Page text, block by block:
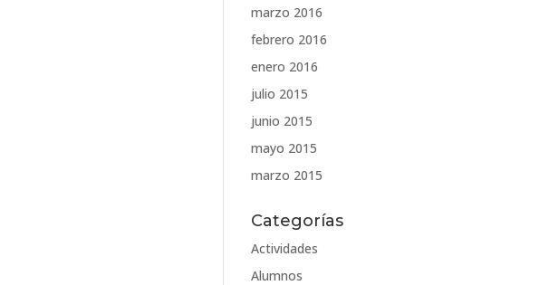
marzo 2016
febrero 2016
enero 2016
julio 2015
junio 2015
mayo 2015
marzo 2015
Categorías
Actividades
Alumnos